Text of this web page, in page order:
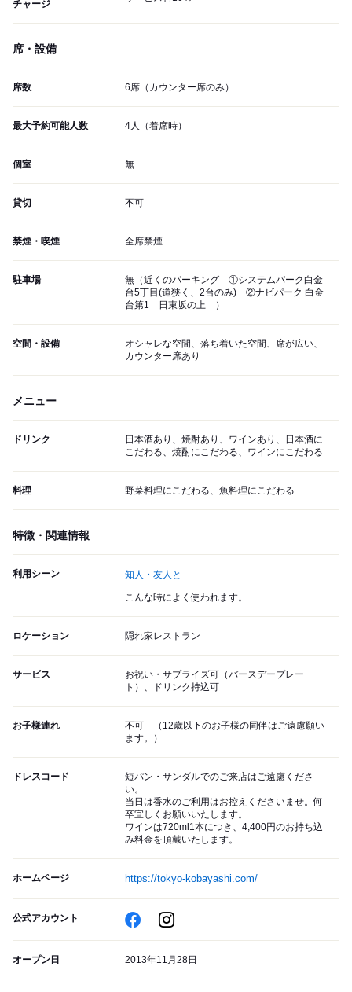
チャージ
席・設備
席数 6席（カウンター席のみ）
最大予約可能人数 4人（着席時）
個室 無
貸切 不可
禁煙・喫煙 全席禁煙
駐車場
無（近くのパーキング ①システムパーク白金
台5丁目(道狭く、2台のみ) ②ナビパーク 白金
台第1 日東坂の上 ）
空間・設備
オシャレな空間、落ち着いた空間、席が広い、
カウンター席あり
メニュー
ドリンク
日本酒あり、焼酎あり、ワインあり、日本酒に
こだわる、焼酎にこだわる、ワインにこだわる
料理 野菜料理にこだわる、魚料理にこだわる
特徴・関連情報
利用シーン 知人・友人と
こんな時によく使われます。
ロケーション 隠れ家レストラン
サービス
お祝い・サプライズ可（バースデープレー
ト）、ドリンク持込可
お子様連れ
不可 （12歳以下のお子様の同伴はご遠慮願い
ます。）
ドレスコード
短パン・サンダルでのご来店はご遠慮くださ
い。
当日は香水のご利用はお控えくださいませ。何
卒宜しくお願いいたします。
ワインは720ml1本につき、4,400円のお持ち込
み料金を頂戴いたします。
ホームページ https://tokyo-kobayashi.com/
公式アカウント
オープン日 2013年11月28日